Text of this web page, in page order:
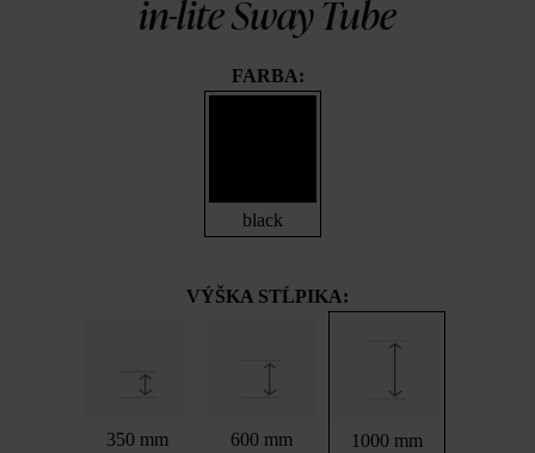
in-lite Sway Tube
FARBA:
black
VÝŠKA STĹPIKA:
350 mm 600 mm 1000 mm